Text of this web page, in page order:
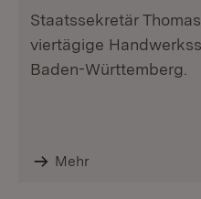
Staatssekretär
viertägige
Baden-Württemberg.
Mehr